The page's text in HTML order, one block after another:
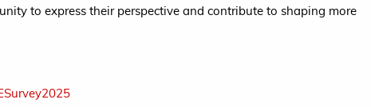
to express their perspective and contribute to shaping more